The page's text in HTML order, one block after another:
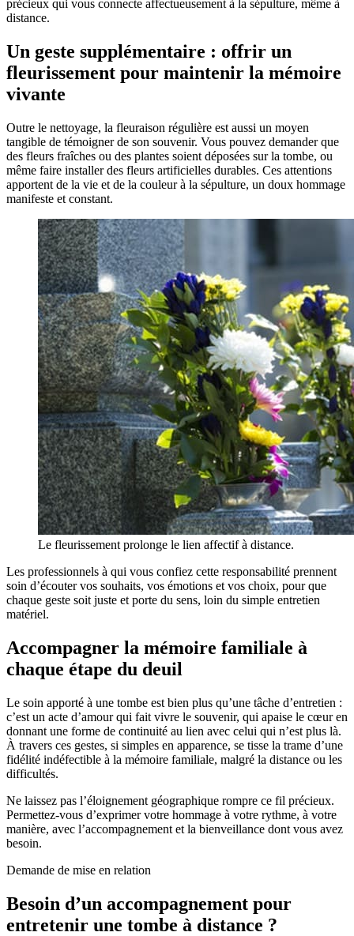
précieux qui vous connecte affectueusement à la sépulture, même à
distance.
Un geste supplémentaire : offrir un
fleurissement pour maintenir la mémoire
vivante
Outre le nettoyage, la fleuraison régulière est aussi un moyen
tangible de témoigner de son souvenir. Vous pouvez demander que
des fleurs fraîches ou des plantes soient déposées sur la tombe, ou
même faire installer des fleurs artificielles durables. Ces attentions
apportent de la vie et de la couleur à la sépulture, un doux hommage
manifeste et constant.
Le fleurissement prolonge le lien affectif à distance.
Les professionnels à qui vous confiez cette responsabilité prennent
soin d’écouter vos souhaits, vos émotions et vos choix, pour que
chaque geste soit juste et porte du sens, loin du simple entretien
matériel.
Accompagner la mémoire familiale à
chaque étape du deuil
Le soin apporté à une tombe est bien plus qu’une tâche d’entretien :
c’est un acte d’amour qui fait vivre le souvenir, qui apaise le cœur en
donnant une forme de continuité au lien avec celui qui n’est plus là.
À travers ces gestes, si simples en apparence, se tisse la trame d’une
fidélité indéfectible à la mémoire familiale, malgré la distance ou les
difficultés.
Ne laissez pas l’éloignement géographique rompre ce fil précieux.
Permettez-vous d’exprimer votre hommage à votre rythme, à votre
manière, avec l’accompagnement et la bienveillance dont vous avez
besoin.
Demande de mise en relation
Besoin d’un accompagnement pour
entretenir une tombe à distance ?